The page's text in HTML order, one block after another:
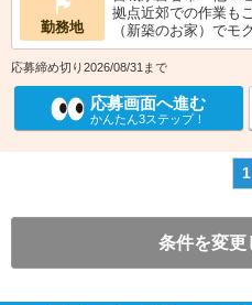
勤務地
拠点近郊での作業も
（新築のお家）で
応募締め切り2026/08/31まで
応募画面へ進む
かんたん3ステップ！
1
条件を変更